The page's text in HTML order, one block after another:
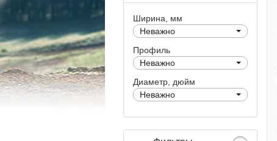
Ширина, мм
Неважно
Профиль
Неважно
Диаметр, дюйм
Неважно